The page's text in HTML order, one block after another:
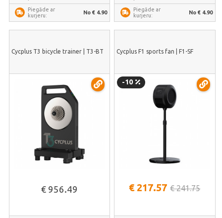
Piegāde ar
kurjeru:
No € 4.90
Piegāde ar
kurjeru:
No € 4.90
Cycplus T3 bicycle trainer | T3-BT
€ 956.49
Cycplus F1 sports fan | F1-SF
-10
€ 217.57 € 241.75